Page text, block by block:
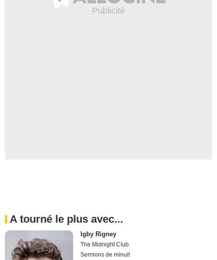
A tourné le plus avec...
Igby Rigney
The Midnight Club
Sermons de minuit